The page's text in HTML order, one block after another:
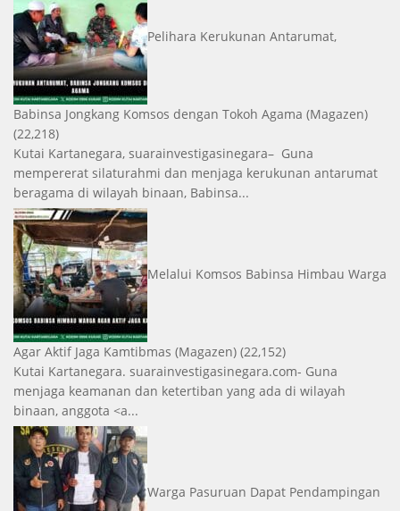
Pelihara Kerukunan Antarumat,
Babinsa Jongkang Komsos dengan Tokoh Agama (Magazen)
(22,218)
Kutai Kartanegara, suarainvestigasinegara– Guna
mempererat silaturahmi dan menjaga kerukunan antarumat
beragama di wilayah binaan, Babinsa...
Melalui Komsos Babinsa Himbau Warga
Agar Aktif Jaga Kamtibmas (Magazen) (22,152)
Kutai Kartanegara. suarainvestigasinegara.com- Guna
menjaga keamanan dan ketertiban yang ada di wilayah
binaan, anggota <a...
Warga Pasuruan Dapat Pendampingan